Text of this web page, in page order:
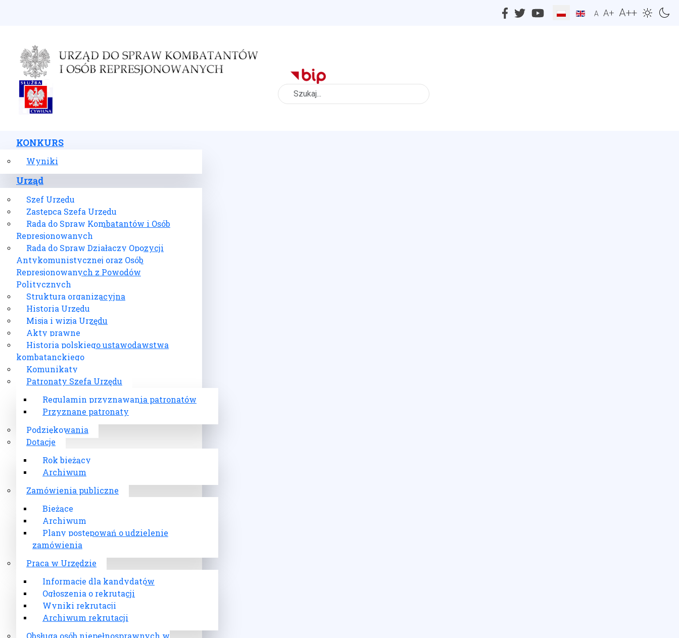
A A+ A++
Szukaj
KONKURS
Wyniki
Urząd
Szef Urzędu
Zastępca Szefa Urzędu
Rada do Spraw Kombatantów i Osób
Represjonowanych
Rada do Spraw Działaczy Opozycji
Antykomunistycznej oraz Osób
Represjonowanych z Powodów
Politycznych
Struktura organizacyjna
Historia Urzędu
Misja i wizja Urzędu
Akty prawne
Historia polskiego ustawodawstwa
kombatanckiego
Komunikaty
Patronaty Szefa Urzędu
Regulamin przyznawania patronatów
Przyznane patronaty
Podziękowania
Dotacje
Rok bieżący
Archiwum
Zamówienia publiczne
Bieżące
Archiwum
Plany postępowań o udzielenie
zamówienia
Praca w Urzędzie
Informacje dla kandydatów
Ogłoszenia o rekrutacji
Wyniki rekrutacji
Archiwum rekrutacji
Obsługa osób niepełnosprawnych w